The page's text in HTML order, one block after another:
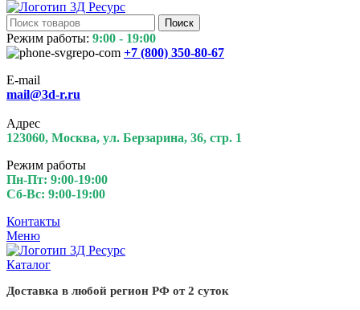
Поиск
Режим работы: 9:00 - 19:00
+7 (800) 350-80-67
E-mail
mail@3d-r.ru
Адрес
123060, Москва, ул. Берзарина, 36, стр. 1
Режим работы
Пн-Пт: 9:00-19:00
Сб-Вс: 9:00-19:00
Контакты
Меню
Каталог
Доставка в любой регион РФ от 2 суток